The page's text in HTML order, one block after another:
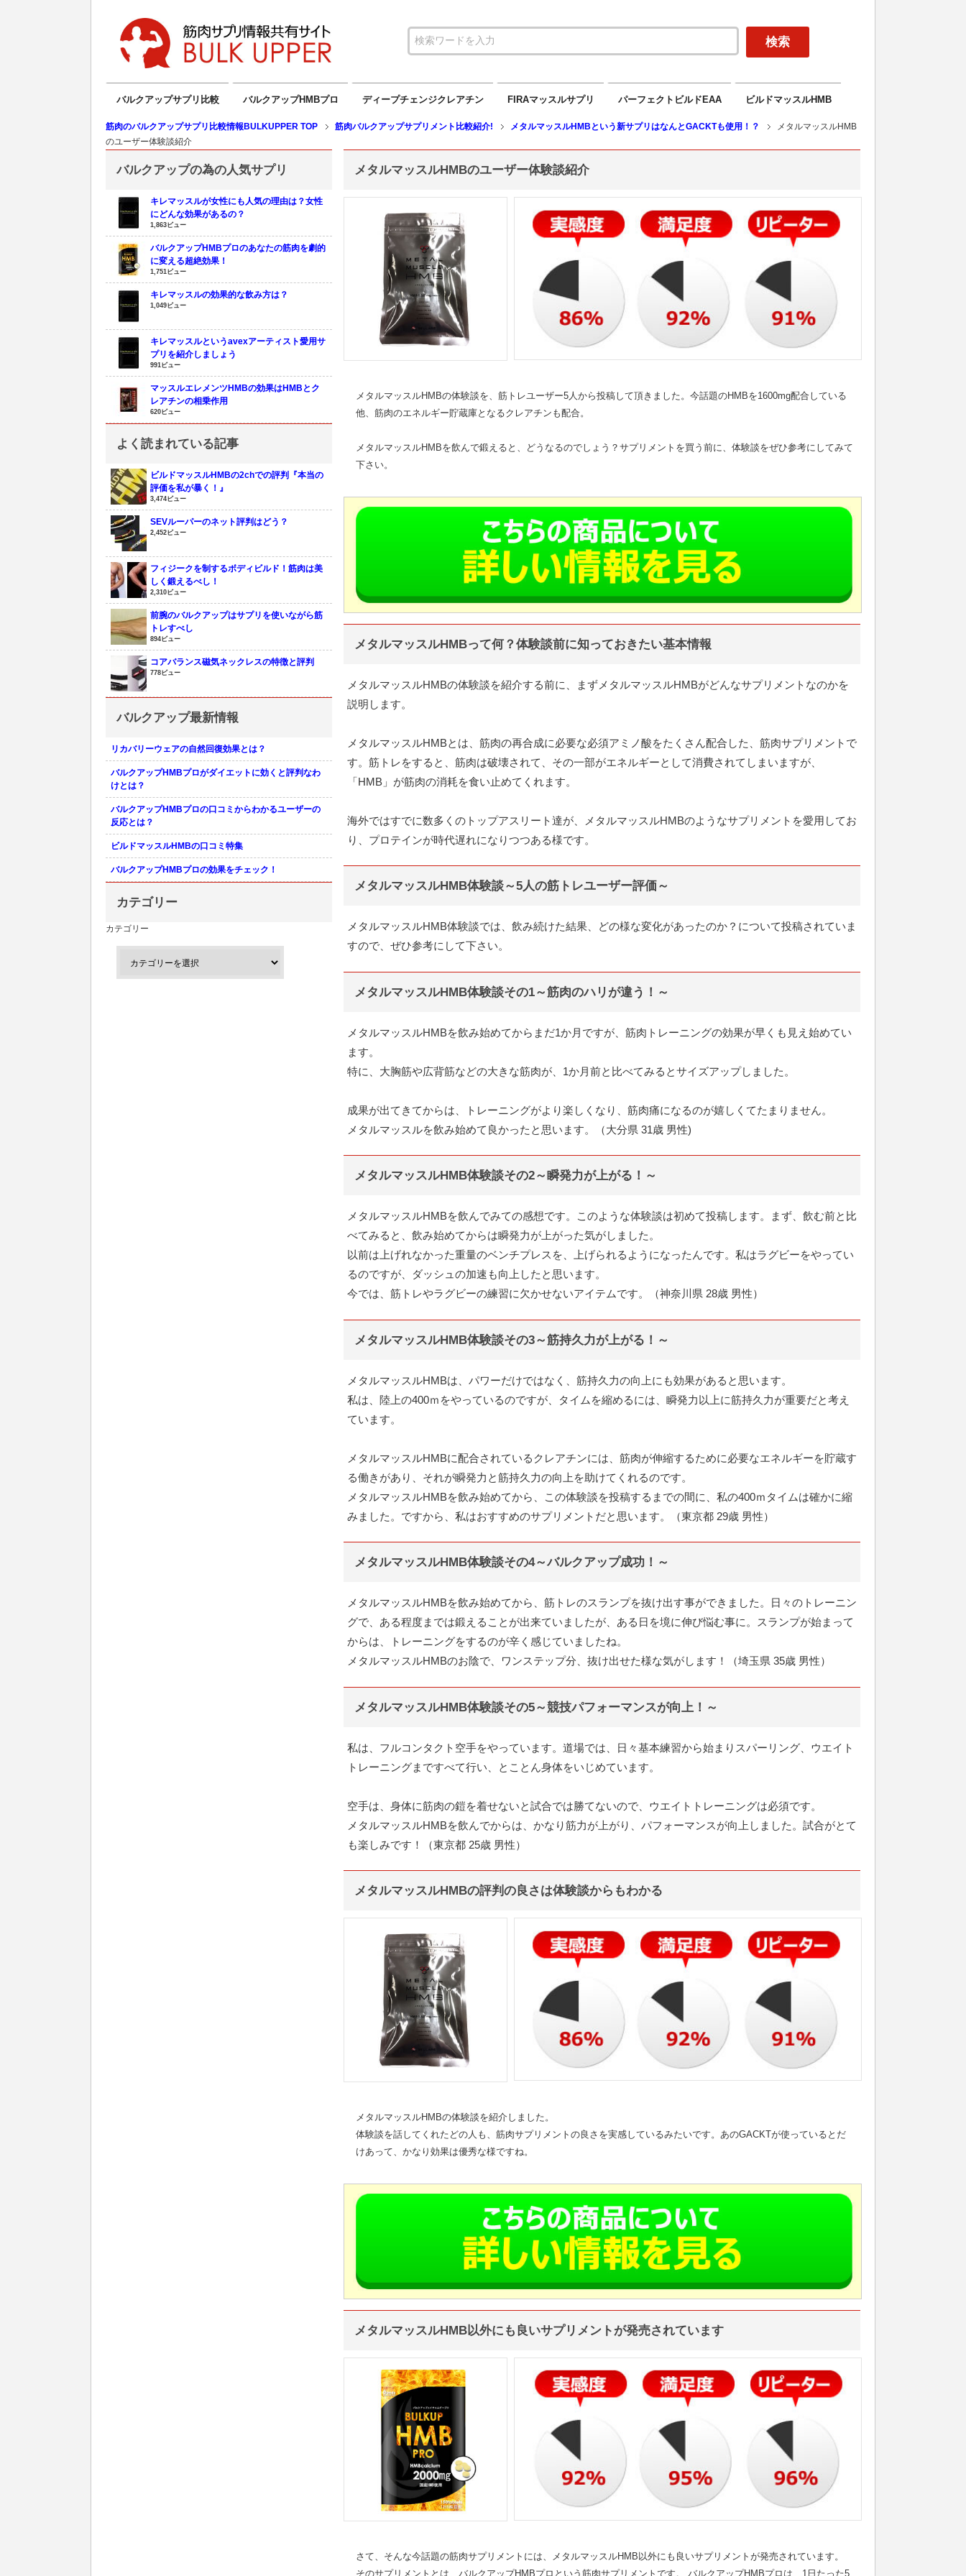
バルクアップサプリ比較 バルクアップHMBプロ ディープチェンジクレアチン FIRAマッスルサプリ パーフェクトビルドEAA ビルドマッスルHMB
筋肉のバルクアップサプリ比較情報BULKUPPER TOP 筋肉バルクアップサプリメント比較紹介! メタルマッスルHMBという新サプリはなんとGACKTも使用！？
メタルマッスルHMB
のユーザー体験談紹介
メタルマッスルHMBのユーザー体験談紹介
メタルマッスルHMBの体験談を、筋トレユーザー5人から投稿して頂きました。今話題のHMBを1600mg配合している
他、筋肉のエネルギー貯蔵庫となるクレアチンも配合。
メタルマッスルHMBを飲んで鍛えると、どうなるのでしょう？サプリメントを買う前に、体験談をぜひ参考にしてみて
下さい。
メタルマッスルHMBって何？体験談前に知っておきたい基本情報
メタルマッスルHMBの体験談を紹介する前に、まずメタルマッスルHMBがどんなサプリメントなのかを
説明します。
メタルマッスルHMBとは、筋肉の再合成に必要な必須アミノ酸をたくさん配合した、筋肉サプリメントで
す。筋トレをすると、筋肉は破壊されて、その一部がエネルギーとして消費されてしまいますが、
「HMB」が筋肉の消耗を食い止めてくれます。
海外ではすでに数多くのトップアスリート達が、メタルマッスルHMBのようなサプリメントを愛用してお
り、プロテインが時代遅れになりつつある様です。
メタルマッスルHMB体験談～5人の筋トレユーザー評価～
メタルマッスルHMB体験談では、飲み続けた結果、どの様な変化があったのか？について投稿されていま
すので、ぜひ参考にして下さい。
メタルマッスルHMB体験談その1～筋肉のハリが違う！～
メタルマッスルHMBを飲み始めてからまだ1か月ですが、筋肉トレーニングの効果が早くも見え始めてい
ます。
特に、大胸筋や広背筋などの大きな筋肉が、1か月前と比べてみるとサイズアップしました。
成果が出てきてからは、トレーニングがより楽しくなり、筋肉痛になるのが嬉しくてたまりません。
メタルマッスルを飲み始めて良かったと思います。（大分県 31歳 男性)
メタルマッスルHMB体験談その2～瞬発力が上がる！～
メタルマッスルHMBを飲んでみての感想です。このような体験談は初めて投稿します。まず、飲む前と比
べてみると、飲み始めてからは瞬発力が上がった気がしました。
以前は上げれなかった重量のベンチプレスを、上げられるようになったんです。私はラグビーをやってい
るのですが、ダッシュの加速も向上したと思います。
今では、筋トレやラグビーの練習に欠かせないアイテムです。（神奈川県 28歳 男性）
メタルマッスルHMB体験談その3～筋持久力が上がる！～
メタルマッスルHMBは、パワーだけではなく、筋持久力の向上にも効果があると思います。
私は、陸上の400ｍをやっているのですが、タイムを縮めるには、瞬発力以上に筋持久力が重要だと考え
ています。
メタルマッスルHMBに配合されているクレアチンには、筋肉が伸縮するために必要なエネルギーを貯蔵す
る働きがあり、それが瞬発力と筋持久力の向上を助けてくれるのです。
メタルマッスルHMBを飲み始めてから、この体験談を投稿するまでの間に、私の400ｍタイムは確かに縮
みました。ですから、私はおすすめのサプリメントだと思います。（東京都 29歳 男性）
メタルマッスルHMB体験談その4～バルクアップ成功！～
メタルマッスルHMBを飲み始めてから、筋トレのスランプを抜け出す事ができました。日々のトレーニン
グで、ある程度までは鍛えることが出来ていましたが、ある日を境に伸び悩む事に。スランプが始まって
からは、トレーニングをするのが辛く感じていましたね。
メタルマッスルHMBのお陰で、ワンステップ分、抜け出せた様な気がします！（埼玉県 35歳 男性）
メタルマッスルHMB体験談その5～競技パフォーマンスが向上！～
私は、フルコンタクト空手をやっています。道場では、日々基本練習から始まりスパーリング、ウエイト
トレーニングまですべて行い、とことん身体をいじめています。
空手は、身体に筋肉の鎧を着せないと試合では勝てないので、ウエイトトレーニングは必須です。
メタルマッスルHMBを飲んでからは、かなり筋力が上がり、パフォーマンスが向上しました。試合がとて
も楽しみです！（東京都 25歳 男性）
メタルマッスルHMBの評判の良さは体験談からもわかる
メタルマッスルHMBの体験談を紹介しました。
体験談を話してくれたどの人も、筋肉サプリメントの良さを実感しているみたいです。あのGACKTが使っているとだ
けあって、かなり効果は優秀な様ですね。
メタルマッスルHMB以外にも良いサプリメントが発売されています
さて、そんな今話題の筋肉サプリメントには、メタルマッスルHMB以外にも良いサプリメントが発売されています。
そのサプリメントとは、バルクアップHMBプロという筋肉サプリメントです。 バルクアップHMBプロは、1日たった5
バルクアップの為の人気サプリ
キレマッスルが女性にも人気の理由は？女性
にどんな効果があるの？
1,863ビュー
バルクアップHMBプロのあなたの筋肉を劇的
に変える超絶効果！
1,751ビュー
キレマッスルの効果的な飲み方は？
1,049ビュー
キレマッスルというavexアーティスト愛用サ
プリを紹介しましょう
991ビュー
マッスルエレメンツHMBの効果はHMBとク
レアチンの相乗作用
620ビュー
よく読まれている記事
ビルドマッスルHMBの2chでの評判『本当の
評価を私が暴く！』
3,474ビュー
SEVルーパーのネット評判はどう？
2,452ビュー
フィジークを制するボディビルド！筋肉は美
しく鍛えるべし！
2,310ビュー
前腕のバルクアップはサプリを使いながら筋
トレすべし
894ビュー
コアバランス磁気ネックレスの特徴と評判
778ビュー
バルクアップ最新情報
リカバリーウェアの自然回復効果とは？
バルクアップHMBプロがダイエットに効くと評判なわ
けとは？
バルクアップHMBプロの口コミからわかるユーザーの
反応とは？
ビルドマッスルHMBの口コミ特集
バルクアップHMBプロの効果をチェック！
カテゴリー
カテゴリー